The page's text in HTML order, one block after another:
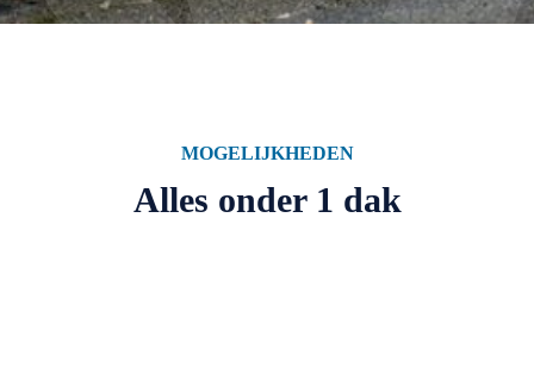
MOGELIJKHEDEN
Alles onder 1 dak